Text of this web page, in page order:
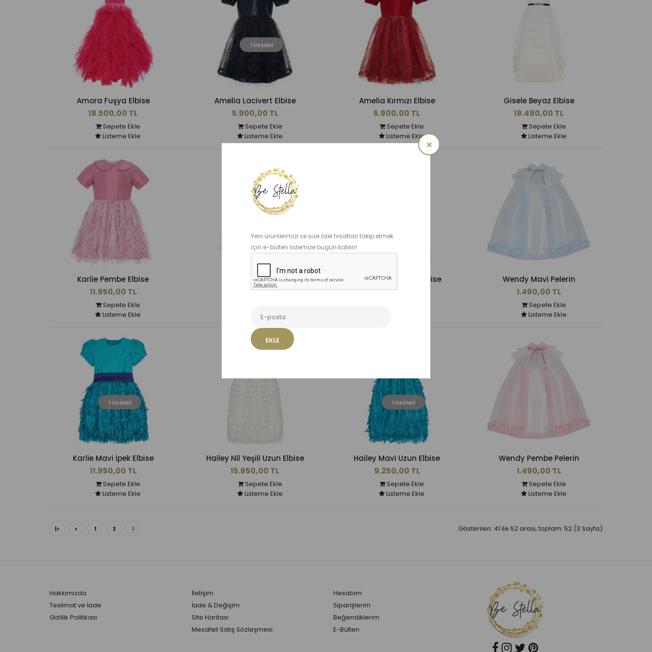
Yeni ürünlerimizi ve size özel fırsatları takip etmek
için e-bülten listemize bugün katılın!
EKLE
×
Amora Fuşya Elbise
18.500,00 TL
Sepete Ekle
Listeme Ekle
TÜKENDI
Amelia Lacivert Elbise
5.900,00 TL
Sepete Ekle
Listeme Ekle
Amelia Kırmızı Elbise
5.900,00 TL
Sepete Ekle
Listeme Ekle
Gisele Beyaz Elbise
19.490,00 TL
Sepete Ekle
Listeme Ekle
Karlie Pembe Elbise
11.950,00 TL
Sepete Ekle
Listeme Ekle
Pia Mor Elbise
3.950,00 TL
Listeme Ekle
Lalia Beyaz Keten Elbise
4.750,00 TL
Wendy Mavi Pelerin
1.490,00 TL
Sepete Ekle
Listeme Ekle
TÜKENDI
Karlie Mavi İpek Elbise
11.950,00 TL
Sepete Ekle
Listeme Ekle
Hailey Nil Yeşili Uzun Elbise
15.950,00 TL
Sepete Ekle
Listeme Ekle
TÜKENDI
Hailey Mavi Uzun Elbise
9.250,00 TL
Sepete Ekle
Listeme Ekle
Wendy Pembe Pelerin
1.490,00 TL
Sepete Ekle
Listeme Ekle
|< < 1 2 3 Gösterilen: 41 ile 52 arası, toplam: 52 (3 Sayfa)
Hakkımızda
Teslimat ve İade
Gizlilik Politikası
İletişim
İade & Değişim
Site Haritası
Mesafeli Satış Sözleşmesi
Hesabım
Siparişlerim
Beğendiklerim
E-Bülten